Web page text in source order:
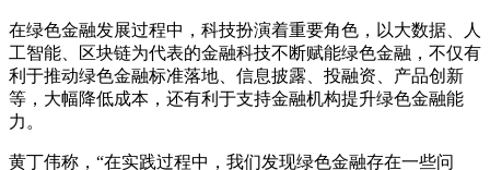
在绿色金融发展过程中，科技扮演着重要角色，以大数据、人
工智能、区块链为代表的金融科技不断赋能绿色金融，不仅有
利于推动绿色金融标准落地、信息披露、投融资、产品创新
等，大幅降低成本，还有利于支持金融机构提升绿色金融能
力。
黄丁伟称，“在实践过程中，我们发现绿色金融存在一些问